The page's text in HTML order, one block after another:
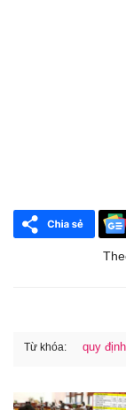
Từ khóa: quy định